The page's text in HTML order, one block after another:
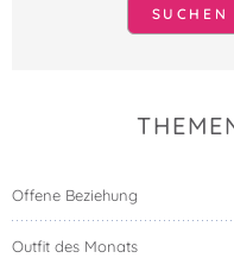
Offene Beziehung
Outfit des Monats